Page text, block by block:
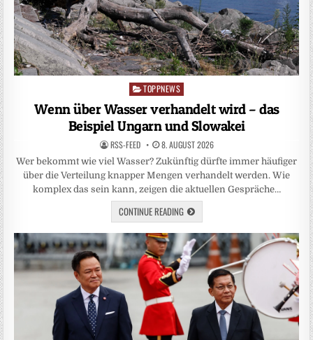
Posted
TOPPNEWS
Wenn über Wasser verhandelt wird – das
Beispiel Ungarn und Slowakei
RSS-FEED 8. AUGUST 2026
Wer bekommt wie viel Wasser? Zukünftig dürfte immer häufiger
über die Verteilung knapper Mengen verhandelt werden. Wie
komplex das sein kann, zeigen die aktuellen Gespräche…
CONTINUE READING